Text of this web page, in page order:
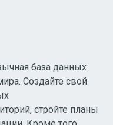
база данных
Создайте свой
стройте планы